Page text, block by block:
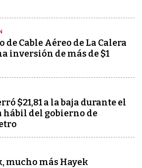
de Cable Aéreo de La Calera
inversión de más de $1
$21,81 a la baja durante el
del gobierno de
mucho más Hayek